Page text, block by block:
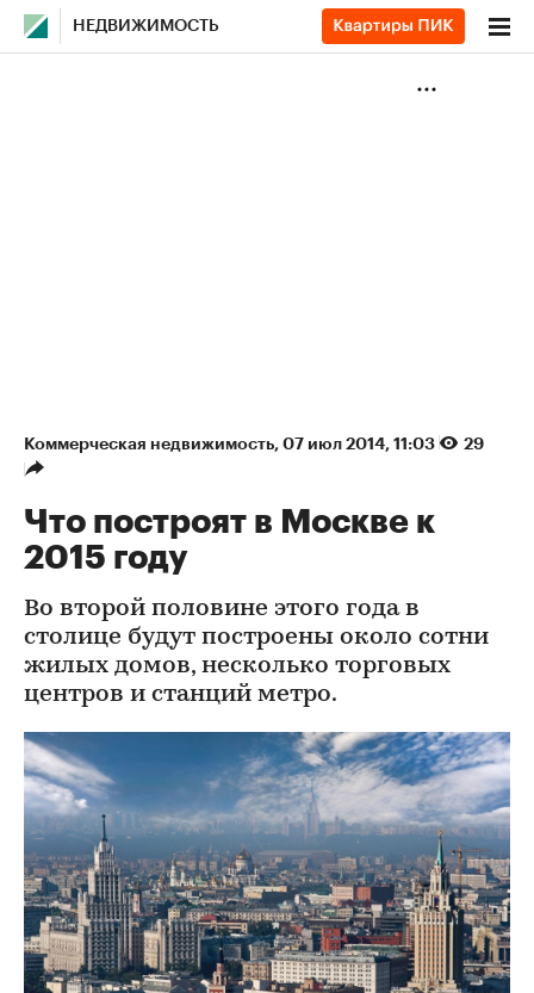
НЕДВИЖИМОСТЬ
Коммерческая недвижимость⁠, 07 июл 2014, 11:03 29
Что построят в Москве к
2015 году
Во второй половине этого года в
столице будут построены около сотни
жилых домов, несколько торговых
центров и станций метро.